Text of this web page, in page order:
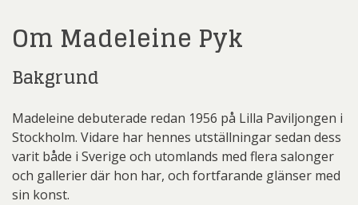
Om Madeleine Pyk
Bakgrund
Madeleine debuterade redan 1956 på Lilla Paviljongen i
Stockholm. Vidare har hennes utställningar sedan dess
varit både i Sverige och utomlands med flera salonger
och gallerier där hon har, och fortfarande glänser med
sin konst.